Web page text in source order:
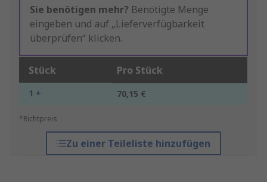
Sie benötigen mehr? Benötigte Menge
eingeben und auf „Lieferverfügbarkeit
überprüfen“ klicken.
Stück Pro Stück
1 + 70,15 €
*Richtpreis
Zu einer Teileliste hinzufügen